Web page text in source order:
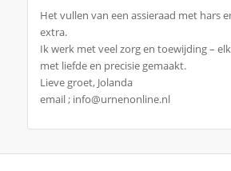
Het vullen van een assieraad met hars
extra.
Ik werk met veel zorg en toewijding –
met liefde en precisie gemaakt.
Lieve groet, Jolanda
email ; info@urnenonline.nl